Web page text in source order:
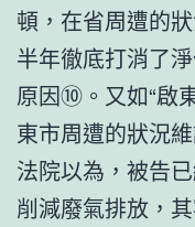
頓，在省周遭的
半年徹底打消了
原因⑩。又如“啟
東市周遭的狀況
法院以為，被告
削減廢氣排放，